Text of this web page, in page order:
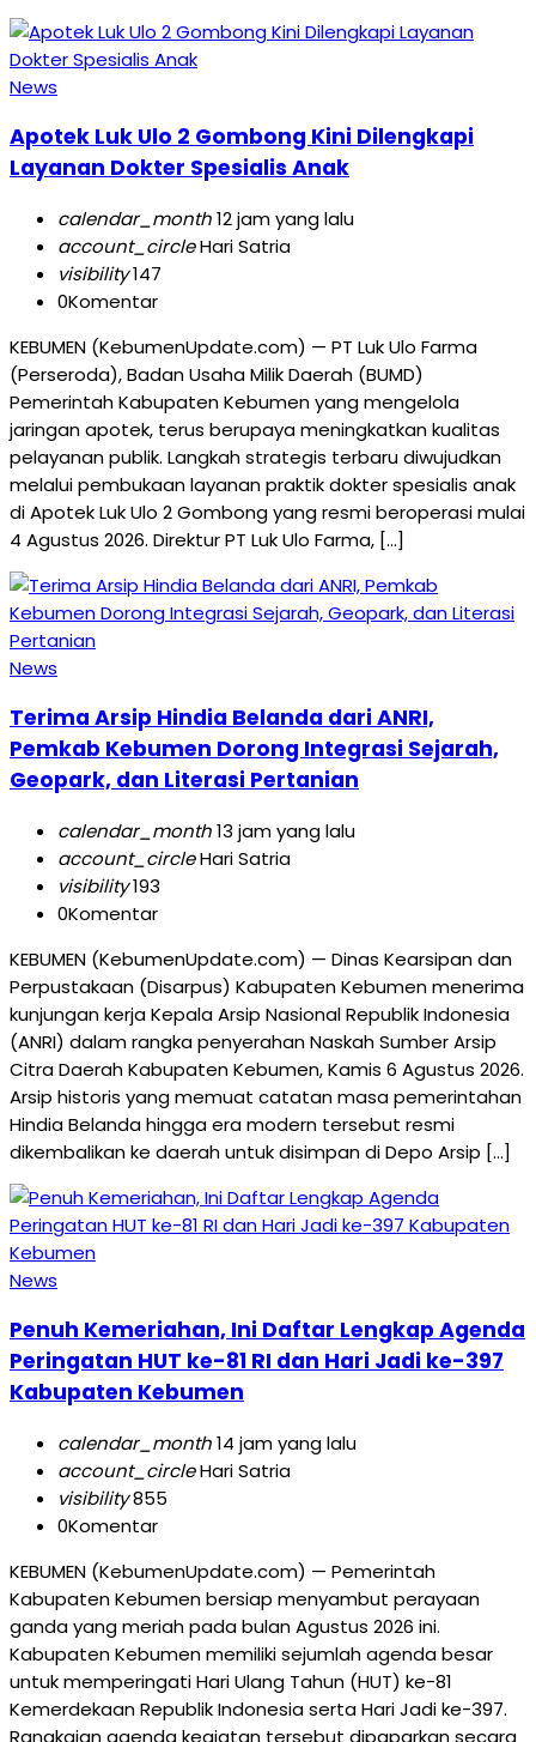
News
Apotek Luk Ulo 2 Gombong Kini Dilengkapi
Layanan Dokter Spesialis Anak
calendar_month12 jam yang lalu
account_circleHari Satria
visibility147
0Komentar
KEBUMEN (KebumenUpdate.com) — PT Luk Ulo Farma
(Perseroda), Badan Usaha Milik Daerah (BUMD)
Pemerintah Kabupaten Kebumen yang mengelola
jaringan apotek, terus berupaya meningkatkan kualitas
pelayanan publik. Langkah strategis terbaru diwujudkan
melalui pembukaan layanan praktik dokter spesialis anak
di Apotek Luk Ulo 2 Gombong yang resmi beroperasi mulai
4 Agustus 2026. Direktur PT Luk Ulo Farma, […]
News
Terima Arsip Hindia Belanda dari ANRI,
Pemkab Kebumen Dorong Integrasi Sejarah,
Geopark, dan Literasi Pertanian
calendar_month13 jam yang lalu
account_circleHari Satria
visibility193
0Komentar
KEBUMEN (KebumenUpdate.com) — Dinas Kearsipan dan
Perpustakaan (Disarpus) Kabupaten Kebumen menerima
kunjungan kerja Kepala Arsip Nasional Republik Indonesia
(ANRI) dalam rangka penyerahan Naskah Sumber Arsip
Citra Daerah Kabupaten Kebumen, Kamis 6 Agustus 2026.
Arsip historis yang memuat catatan masa pemerintahan
Hindia Belanda hingga era modern tersebut resmi
dikembalikan ke daerah untuk disimpan di Depo Arsip […]
News
Penuh Kemeriahan, Ini Daftar Lengkap Agenda
Peringatan HUT ke-81 RI dan Hari Jadi ke-397
Kabupaten Kebumen
calendar_month14 jam yang lalu
account_circleHari Satria
visibility855
0Komentar
KEBUMEN (KebumenUpdate.com) — Pemerintah
Kabupaten Kebumen bersiap menyambut perayaan
ganda yang meriah pada bulan Agustus 2026 ini.
Kabupaten Kebumen memiliki sejumlah agenda besar
untuk memperingati Hari Ulang Tahun (HUT) ke-81
Kemerdekaan Republik Indonesia serta Hari Jadi ke-397.
Rangkaian agenda kegiatan tersebut dipaparkan secara